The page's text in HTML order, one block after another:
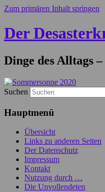
Zum primären Inhalt springen
Der
Dinge des Alltags
Suchen
Hauptmenü
Übersicht
Links zu anderen Seiten
Der Datenschutz
Impressum
Kontakt
Nutzung durch …
Die Unvollendeten